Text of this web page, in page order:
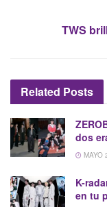
TWS
Related Posts
dos
MAYO
K-
en tu